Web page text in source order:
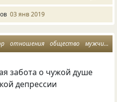
03 янв 2019
отношения общество мужчина
забота о чужой душе
депрессии